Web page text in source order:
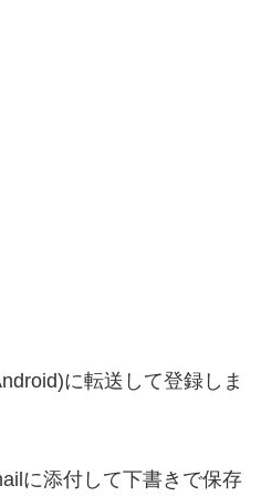
に転送して登録しま
に添付して下書きで保存